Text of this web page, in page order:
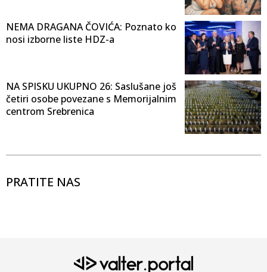
NEMA DRAGANA ČOVIĆA: Poznato ko
nosi izborne liste HDZ-a
NA SPISKU UKUPNO 26: Saslušane još
četiri osobe povezane s Memorijalnim
centrom Srebrenica
PRATITE NAS